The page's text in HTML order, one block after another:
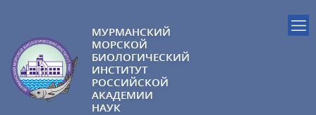
МУРМАНСКИЙ
МОРСКОЙ
БИОЛОГИЧЕСКИЙ
ИНСТИТУТ
РОССИЙСКОЙ
АКАДЕМИИ
НАУК